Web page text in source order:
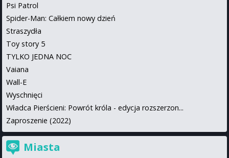
Psi Patrol
Spider-Man: Całkiem nowy dzień
Straszydła
Toy story 5
TYLKO JEDNA NOC
Vaiana
Wall-E
Wyschnięci
Władca Pierścieni: Powrót króla - edycja rozszerzon...
Zaproszenie (2022)
Miasta